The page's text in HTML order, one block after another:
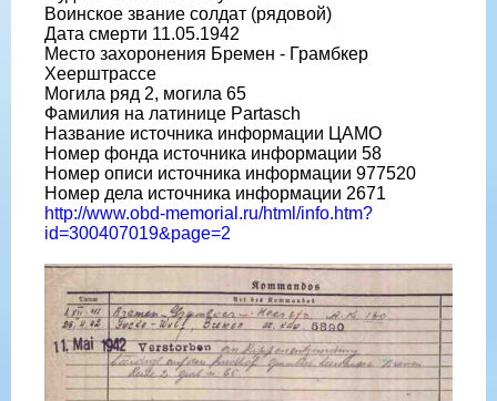
Воинское звание солдат (рядовой)
Дата смерти 11.05.1942
Место захоронения Бремен - Грамбкер
Хеерштрассе
Могила ряд 2, могила 65
Фамилия на латинице Partasch
Название источника информации ЦАМО
Номер фонда источника информации 58
Номер описи источника информации 977520
Номер дела источника информации 2671
http://www.obd-memorial.ru/html/info.htm?
id=300407019&page=2